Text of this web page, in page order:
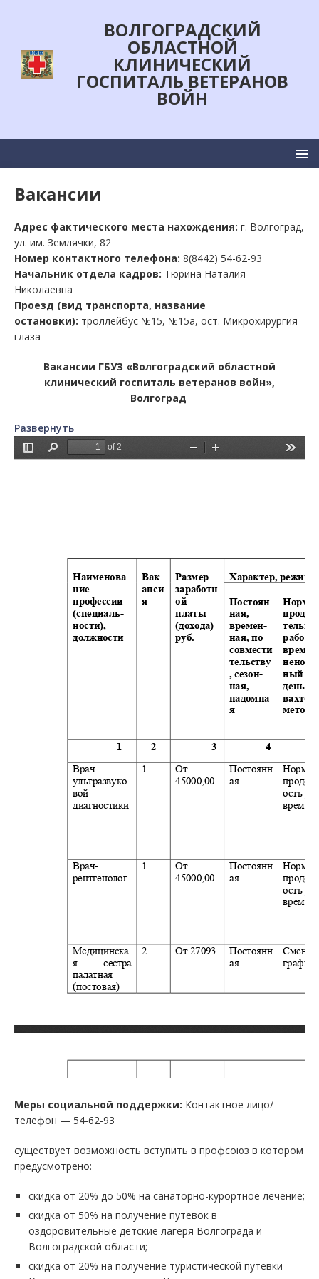
ВОЛГОГРАДСКИЙ
ОБЛАСТНОЙ
КЛИНИЧЕСКИЙ
ГОСПИТАЛЬ ВЕТЕРАНОВ
ВОЙН
Вакансии
Адрес фактического места нахождения: г. Волгоград,
ул. им. Землячки, 82
Номер контактного телефона: 8(8442) 54-62-93
Начальник отдела кадров: Тюрина Наталия
Николаевна
Проезд (вид транспорта, название
остановки): троллейбус №15, №15а, ост. Микрохирургия
глаза
Вакансии ГБУЗ «Волгоградский областной
клинический госпиталь ветеранов войн»,
Волгоград
Развернуть
Меры социальной поддержки: Контактное лицо/
телефон — 54-62-93
существует возможность вступить в профсоюз в котором
предусмотрено:
скидка от 20% до 50% на санаторно-курортное лечение;
скидка от 50% на получение путевок в
оздоровительные детские лагеря Волгограда и
Волгоградской области;
скидка от 20% на получение туристической путевки